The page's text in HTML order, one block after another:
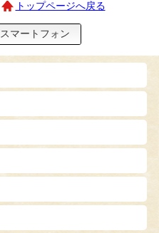
トップページへ戻る
スマートフォン